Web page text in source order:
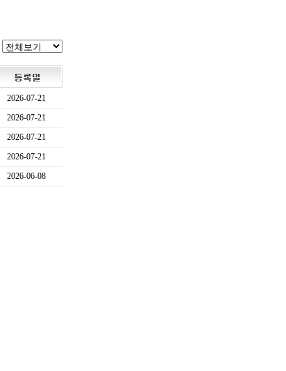
2026-07-21
2026-07-21
2026-07-21
2026-07-21
2026-06-08